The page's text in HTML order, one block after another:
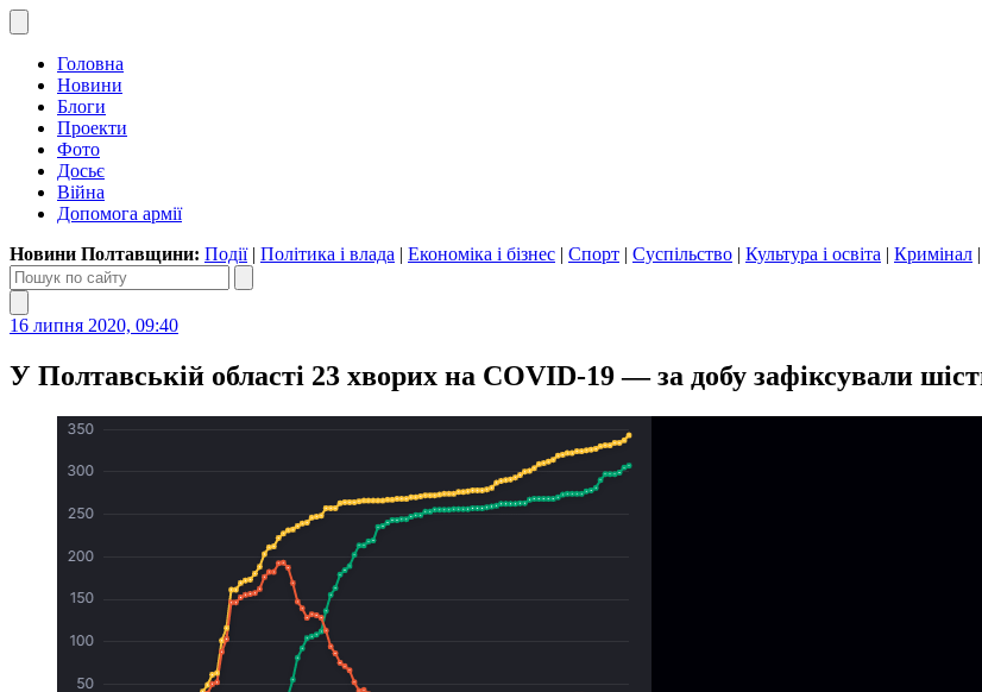
Головна
Новини
Блоги
Проекти
Фото
Досьє
Війна
Допомога армії
Новини Полтавщини: Події| Політика і влада | Економіка і бізнес | Спорт | Суспільство | Культура і освіта | Кримінал |
16 липня 2020, 09:40
У Полтавській області 23 хворих на COVID-19 — за добу зафіксували